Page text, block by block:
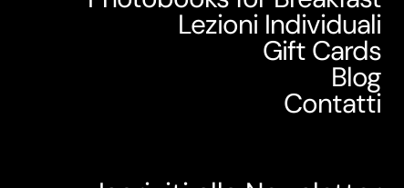
Lezioni Individuali
Gift Cards
Blog
Contatti